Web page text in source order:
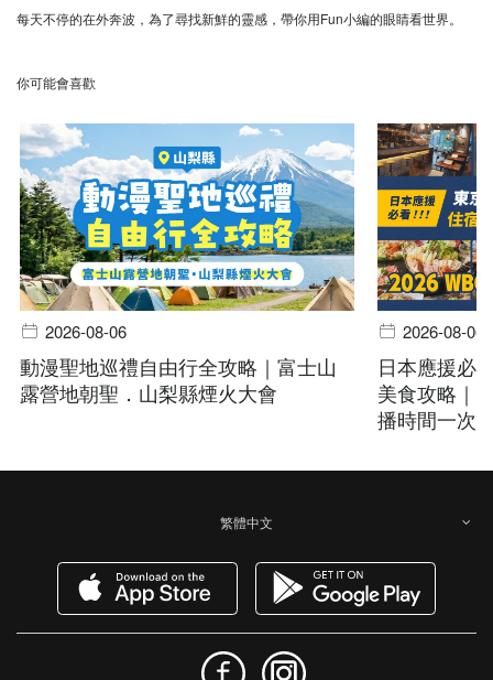
每天不停的在外奔波，為了尋找新鮮的靈感，帶你用Fun小編的眼睛看世界。
你可能會喜歡
2026-08-06
動漫聖地巡禮自由行全攻略｜富士山
露營地朝聖．山梨縣煙火大會
2026-08-06
日本應援必
美食攻略｜
播時間一次
繁體中文